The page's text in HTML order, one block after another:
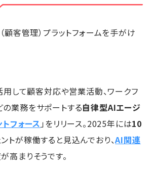
顧客管理）プラットフォームを手がけ
用して顧客対応や営業活動、ワークフ
業務をサポートする自律型AIエージ
フォース 」をリリース。2025年には10
トが稼働すると見込んでおり、AI関連
高まりそうです。